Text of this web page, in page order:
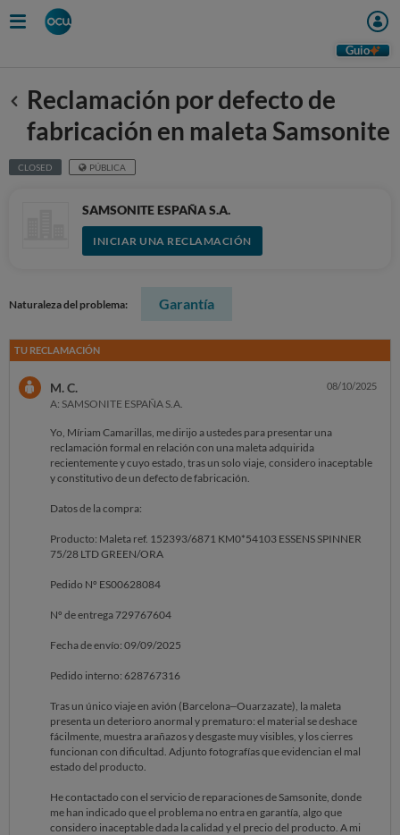
Guio
Anterior
Reclamación por defecto de
fabricación en maleta Samsonite
CLOSED PÚBLICA
SAMSONITE ESPAÑA S.A.
INICIAR UNA RECLAMACIÓN
Naturaleza del problema: Garantía
TU RECLAMACIÓN
M. C.
A: SAMSONITE ESPAÑA S.A.
08/10/2025
Yo, Míriam Camarillas, me dirijo a ustedes para presentar una
reclamación formal en relación con una maleta adquirida
recientemente y cuyo estado, tras un solo viaje, considero inaceptable
y constitutivo de un defecto de fabricación.
Datos de la compra:
Producto: Maleta ref. 152393/6871 KM0*54103 ESSENS SPINNER
75/28 LTD GREEN/ORA
Pedido Nº ES00628084
Nº de entrega 729767604
Fecha de envío: 09/09/2025
Pedido interno: 628767316
Tras un único viaje en avión (Barcelona–Ouarzazate), la maleta
presenta un deterioro anormal y prematuro: el material se deshace
fácilmente, muestra arañazos y desgaste muy visibles, y los cierres
funcionan con dificultad. Adjunto fotografías que evidencian el mal
estado del producto.
He contactado con el servicio de reparaciones de Samsonite, donde
me han indicado que el problema no entra en garantía, algo que
considero inaceptable dada la calidad y el precio del producto. A mi